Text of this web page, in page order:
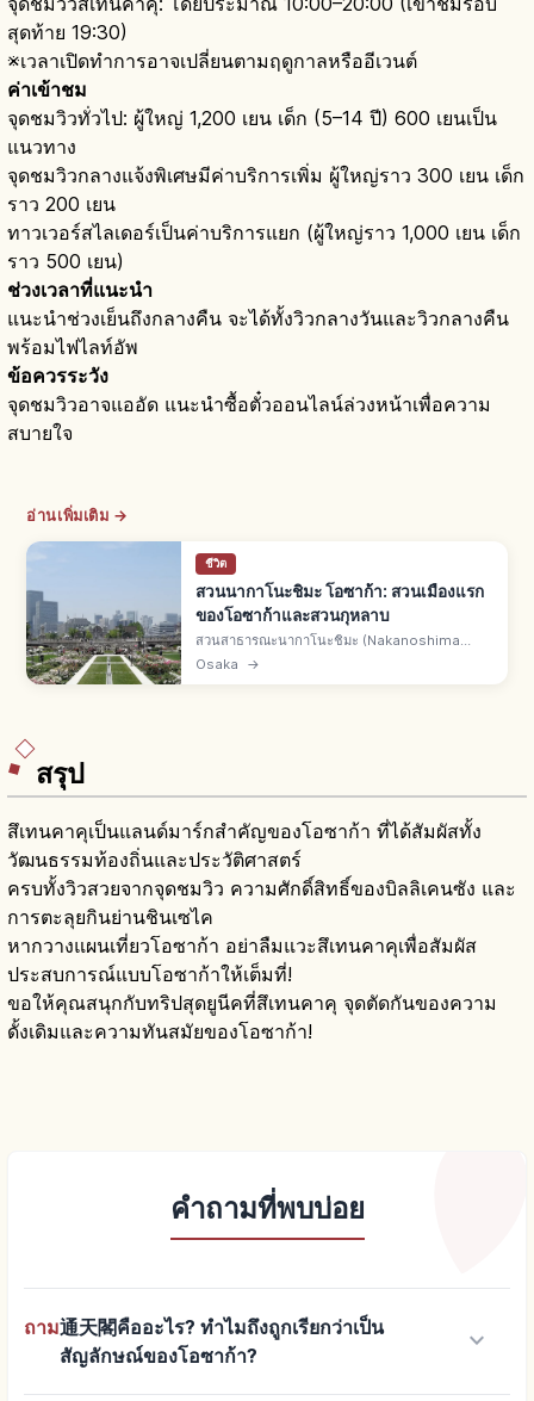
สุดท้าย 19:30)
※เวลาเปิดทำการอาจเปลี่ยนตามฤดูกาลหรืออีเวนต์
ค่าเข้าชม
จุดชมวิวทั่วไป: ผู้ใหญ่ 1,200 เยน เด็ก (5–14 ปี) 600 เยนเป็น
แนวทาง
จุดชมวิวกลางแจ้งพิเศษมีค่าบริการเพิ่ม ผู้ใหญ่ราว 300 เยน เด็ก
ราว 200 เยน
ทาวเวอร์สไลเดอร์เป็นค่าบริการแยก (ผู้ใหญ่ราว 1,000 เยน เด็ก
ราว 500 เยน)
ช่วงเวลาที่แนะนำ
แนะนำช่วงเย็นถึงกลางคืน จะได้ทั้งวิวกลางวันและวิวกลางคืน
พร้อมไฟไลท์อัพ
ข้อควรระวัง
จุดชมวิวอาจแออัด แนะนำซื้อตั๋วออนไลน์ล่วงหน้าเพื่อความ
สบายใจ
อ่านเพิ่มเติม →
ชีวิต
สวนนากาโนะชิมะ โอซาก้า: สวนเมืองแรก
ของโอซาก้าและสวนกุหลาบ
สวนสาธารณะนากาโนะชิมะ (Nakanoshima
Kōen) ใจกลางโอซาก้า ทอดยาว 1.5 กม. ระหว่าง
Osaka →
สรุป
สึเทนคาคุเป็นแลนด์มาร์กสำคัญของโอซาก้า ที่ได้สัมผัสทั้ง
วัฒนธรรมท้องถิ่นและประวัติศาสตร์
ครบทั้งวิวสวยจากจุดชมวิว ความศักดิ์สิทธิ์ของบิลลิเคนซัง และ
การตะลุยกินย่านชินเซไค
หากวางแผนเที่ยวโอซาก้า อย่าลืมแวะสึเทนคาคุเพื่อสัมผัส
ประสบการณ์แบบโอซาก้าให้เต็มที่!
ขอให้คุณสนุกกับทริปสุดยูนีคที่สึเทนคาคุ จุดตัดกันของความ
ดั้งเดิมและความทันสมัยของโอซาก้า!
คำถามที่พบบ่อย
ถาม通天閣คืออะไร? ทำไมถึงถูกเรียกว่าเป็น
สัญลักษณ์ของโอซาก้า?
keyboard_arrow_down